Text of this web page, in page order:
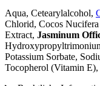
Aqua, Cetearylalcohol,
Chlorid, Cocos
Extract, Jasminum
Potassium Sorbate,
Tocopherol (Vitamin